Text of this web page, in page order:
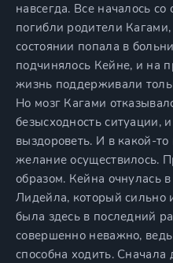
навсегда. Все началось
погибли родители
состоянии попала в
подчинялось Кейне, и на
жизнь поддерживали
Но мозг Кагами
безысходность ситуации,
выздороветь. И в какой-
желание осуществилось.
образом. Кейна очнулась
Лидейла, который сильно
была здесь в последний
совершенно неважно,
способна ходить.